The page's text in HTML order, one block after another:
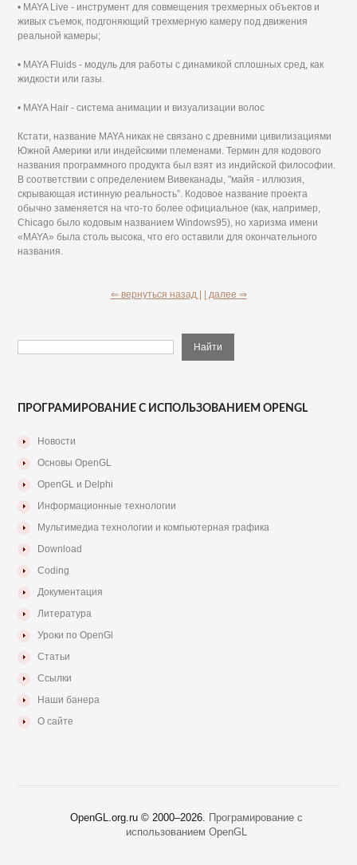
• MAYA Live - инструмент для совмещения трехмерных объектов и
живых съемок, подгоняющий трехмерную камеру под движения
реальной камеры;
• MAYA Fluids - модуль для работы с динамикой сплошных сред, как
жидкости или газы.
• MAYA Hair - система анимации и визуализации волос
Кстати, название MAYA никак не связано с древними цивилизациями
Южной Америки или индейскими племенами. Термин для кодового
названия программного продукта был взят из индийской философии.
В соответствии с определением Вивеканады, "майя - иллюзия,
скрывающая истинную реальность”. Кодовое название проекта
обычно заменяется на что-то более официальное (как, например,
Chicago было кодовым названием Windows95), но харизма имени
«MAYA» была столь высока, что его оставили для окончательного
названия.
⇐ вернуться назад | | далее ⇒
ПРОГРАМИРОВАНИЕ С ИСПОЛЬЗОВАНИЕМ OPENGL
Новости
Основы OpenGL
OpenGL и Delphi
Информационные технологии
Мультимедиа технологии и компьютерная графика
Download
Coding
Документация
Литература
Уроки по OpenGl
Статьи
Ссылки
Наши банера
О сайте
OpenGL.org.ru © 2000–2026. Програмирование с
использованием OpenGL